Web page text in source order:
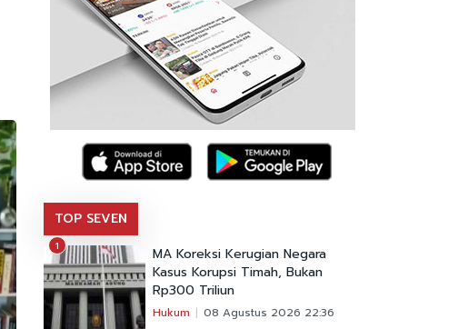
TOP SEVEN
1
MA Koreksi Kerugian Negara
Kasus Korupsi Timah, Bukan
Rp300 Triliun
Hukum 08 Agustus 2026 22:36